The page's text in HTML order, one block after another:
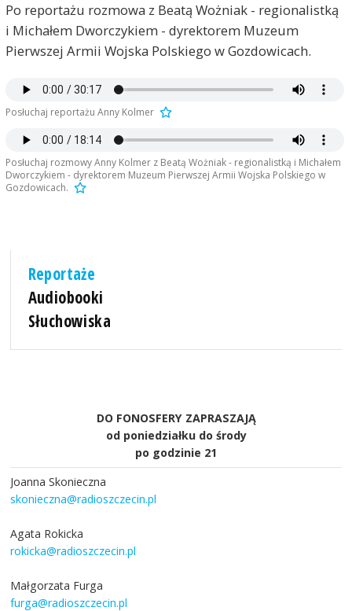
Po reportażu rozmowa z Beatą Wożniak - regionalistką
i Michałem Dworczykiem - dyrektorem Muzeum
Pierwszej Armii Wojska Polskiego w Gozdowicach.
Posłuchaj reportażu Anny Kolmer
Posłuchaj rozmowy Anny Kolmer z Beatą Wożniak - regionalistką i Michałem
Dworczykiem - dyrektorem Muzeum Pierwszej Armii Wojska Polskiego w
Gozdowicach.
Reportaże
Audiobooki
Słuchowiska
DO FONOSFERY ZAPRASZAJĄ
od poniedziałku do środy
po godzinie 21
Joanna Skonieczna
skonieczna@radioszczecin.pl
Agata Rokicka
rokicka@radioszczecin.pl
Małgorzata Furga
furga@radioszczecin.pl